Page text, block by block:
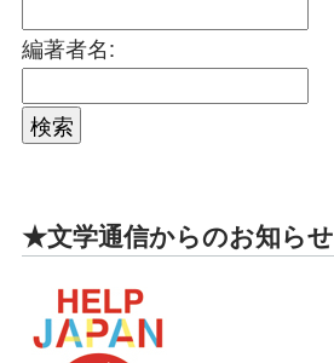
編著者名:
★文学通信からのお知らせ